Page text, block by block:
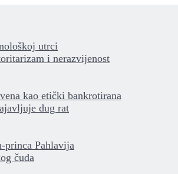
utrci
i nerazvijenost
kao etički bankrotirana
dug rat
princa Pahlavija
čuda